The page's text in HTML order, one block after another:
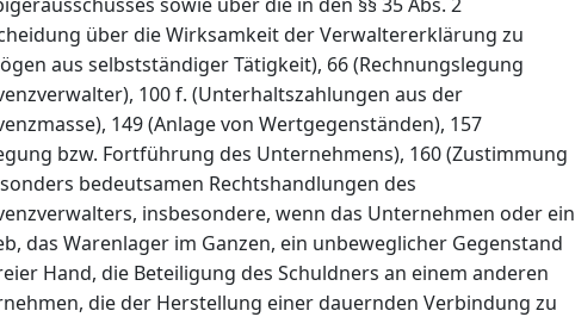
über die Wirksamkeit der Verwaltererklärung zu
aus selbstständiger Tätigkeit), 66 (Rechnungslegung
100 f. (Unterhaltszahlungen aus der
149 (Anlage von Wertgegenständen), 157
bzw. Fortführung des Unternehmens), 160 (Zustimmung
bedeutsamen Rechtshandlungen des
insbesondere, wenn das Unternehmen oder ein
das Warenlager im Ganzen, ein unbeweglicher Gegenstand
Hand, die Beteiligung des Schuldners an einem anderen
die der Herstellung einer dauernden Verbindung zu